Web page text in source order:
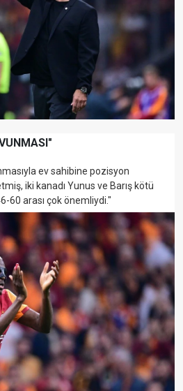
ev sahibine pozisyon
iki kanadı Yunus ve Barış kötü
60 arası çok önemliydi."